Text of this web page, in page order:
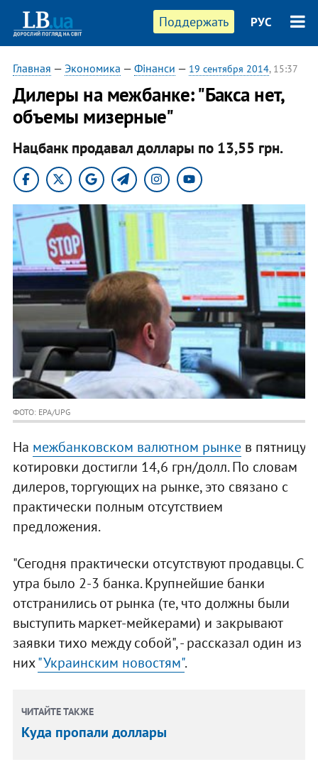
Поддержать РУС
Главная — Экономика — Фінанси — 19 сентября 2014, 15:37
Дилеры на межбанке: "Бакса нет,
объемы мизерные"
Нацбанк продавал доллары по 13,55 грн.
ФОТО: EPA/UPG
На межбанковском валютном рынкев пятницу
котировки достигли 14,6 грн/долл. По словам
дилеров, торгующих на рынке, это связано с
практически полным отсутствием
предложения.
"Сегодня практически отсутствуют продавцы. С
утра было 2-3 банка. Крупнейшие банки
отстранились от рынка (те, что должны были
выступить маркет-мейкерами) и закрывают
заявки тихо между собой", - рассказал один из
них"Украинским новостям".
ЧИТАЙТЕ ТАКЖЕ
Куда пропали доллары